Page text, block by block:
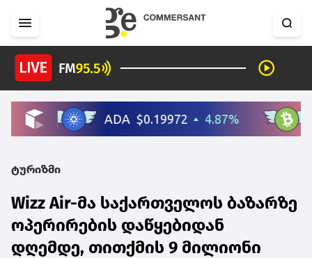
ტურიზმი
Wizz Air-მა საქართველოს ბაზარზე
ოპერირების დაწყებიდან
დღემდე, თითქმის 9 მილიონი